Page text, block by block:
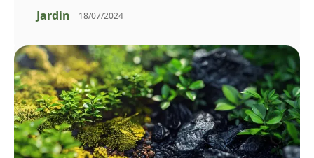
Jardin 18/07/2024